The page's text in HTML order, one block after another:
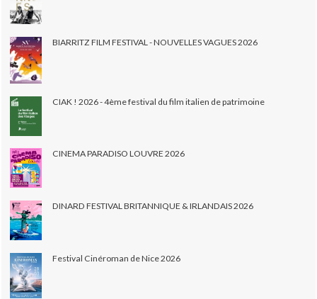
BIARRITZ FILM FESTIVAL - NOUVELLES VAGUES 2026
CIAK ! 2026 - 4ème festival du film italien de patrimoine
CINEMA PARADISO LOUVRE 2026
DINARD FESTIVAL BRITANNIQUE & IRLANDAIS 2026
Festival Cinéroman de Nice 2026